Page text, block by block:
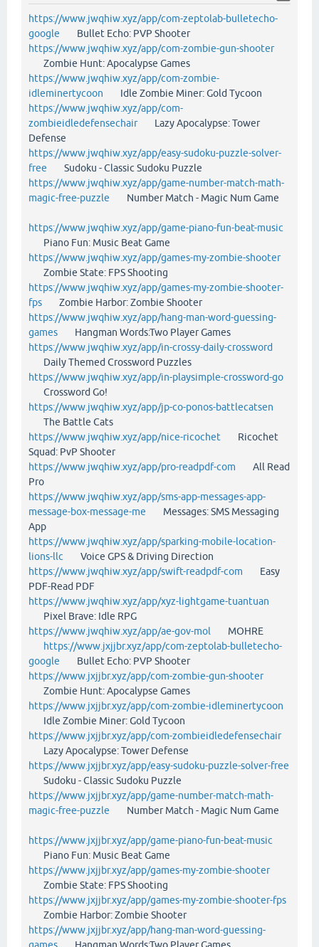
https://www.jwqhiw.xyz/app/com-zeptolab-bulletecho-
google Bullet Echo: PVP Shooter
https://www.jwqhiw.xyz/app/com-zombie-gun-shooter
Zombie Hunt: Apocalypse Games
https://www.jwqhiw.xyz/app/com-zombie-
idleminertycoon Idle Zombie Miner: Gold Tycoon
https://www.jwqhiw.xyz/app/com-
zombieidledefensechairLazy Apocalypse: Tower
Defense
https://www.jwqhiw.xyz/app/easy-sudoku-puzzle-solver-
free Sudoku - Classic Sudoku Puzzle
https://www.jwqhiw.xyz/app/game-number-match-math-
magic-free-puzzle Number Match - Magic Num Game
https://www.jwqhiw.xyz/app/game-piano-fun-beat-music
Piano Fun: Music Beat Game
https://www.jwqhiw.xyz/app/games-my-zombie-shooter
Zombie State: FPS Shooting
https://www.jwqhiw.xyz/app/games-my-zombie-shooter-
fps Zombie Harbor: Zombie Shooter
https://www.jwqhiw.xyz/app/hang-man-word-guessing-
games Hangman Words:Two Player Games
https://www.jwqhiw.xyz/app/in-crossy-daily-crossword
Daily Themed Crossword Puzzles
https://www.jwqhiw.xyz/app/in-playsimple-crossword-go
Crossword Go!
https://www.jwqhiw.xyz/app/jp-co-ponos-battlecatsen
The Battle Cats
https://www.jwqhiw.xyz/app/nice-ricochet Ricochet
Squad: PvP Shooter
https://www.jwqhiw.xyz/app/pro-readpdf-com All Read
Pro
https://www.jwqhiw.xyz/app/sms-app-messages-app-
message-box-message-me Messages: SMS Messaging
App
https://www.jwqhiw.xyz/app/sparking-mobile-location-
lions-llc Voice GPS & Driving Direction
https://www.jwqhiw.xyz/app/swift-readpdf-com Easy
PDF-Read PDF
https://www.jwqhiw.xyz/app/xyz-lightgame-tuantuan
Pixel Brave: Idle RPG
https://www.jwqhiw.xyz/app/ae-gov-mol MOHRE
https://www.jxjjbr.xyz/app/com-zeptolab-bulletecho-
google Bullet Echo: PVP Shooter
https://www.jxjjbr.xyz/app/com-zombie-gun-shooter
Zombie Hunt: Apocalypse Games
https://www.jxjjbr.xyz/app/com-zombie-idleminertycoon
Idle Zombie Miner: Gold Tycoon
https://www.jxjjbr.xyz/app/com-zombieidledefensechair
Lazy Apocalypse: Tower Defense
https://www.jxjjbr.xyz/app/easy-sudoku-puzzle-solver-free
Sudoku - Classic Sudoku Puzzle
https://www.jxjjbr.xyz/app/game-number-match-math-
magic-free-puzzle Number Match - Magic Num Game
https://www.jxjjbr.xyz/app/game-piano-fun-beat-music
Piano Fun: Music Beat Game
https://www.jxjjbr.xyz/app/games-my-zombie-shooter
Zombie State: FPS Shooting
https://www.jxjjbr.xyz/app/games-my-zombie-shooter-fps
Zombie Harbor: Zombie Shooter
https://www.jxjjbr.xyz/app/hang-man-word-guessing-